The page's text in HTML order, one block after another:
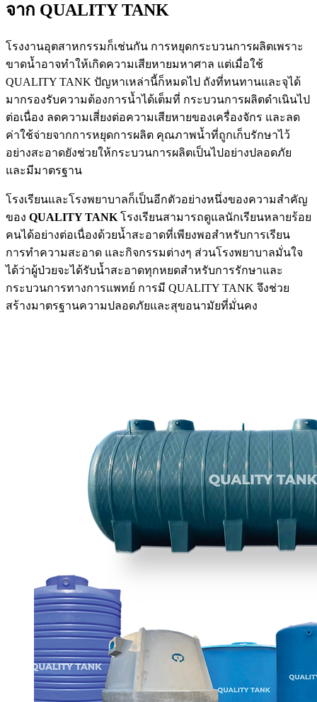
จาก QUALITY TANK
โรงงานอุตสาหกรรมก็เช่นกัน การหยุดกระบวนการผลิตเพราะ
ขาดน้ำอาจทำให้เกิดความเสียหายมหาศาล แต่เมื่อใช้
QUALITY TANK ปัญหาเหล่านี้ก็หมดไป ถังที่ทนทานและจุได้
มากรองรับความต้องการน้ำได้เต็มที่ กระบวนการผลิตดำเนินไป
ต่อเนื่อง ลดความเสี่ยงต่อความเสียหายของเครื่องจักร และลด
ค่าใช้จ่ายจากการหยุดการผลิต คุณภาพน้ำที่ถูกเก็บรักษาไว้
อย่างสะอาดยังช่วยให้กระบวนการผลิตเป็นไปอย่างปลอดภัย
และมีมาตรฐาน
โรงเรียนและโรงพยาบาลก็เป็นอีกตัวอย่างหนึ่งของความสำคัญ
ของ QUALITY TANK โรงเรียนสามารถดูแลนักเรียนหลายร้อย
คนได้อย่างต่อเนื่องด้วยน้ำสะอาดที่เพียงพอสำหรับการเรียน
การทำความสะอาด และกิจกรรมต่างๆ ส่วนโรงพยาบาลมั่นใจ
ได้ว่าผู้ป่วยจะได้รับน้ำสะอาดทุกหยดสำหรับการรักษาและ
กระบวนการทางการแพทย์ การมี QUALITY TANK จึงช่วย
สร้างมาตรฐานความปลอดภัยและสุขอนามัยที่มั่นคง